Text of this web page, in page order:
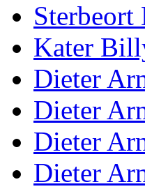
Sterbeort
Kater
Dieter
Dieter
Dieter
Dieter